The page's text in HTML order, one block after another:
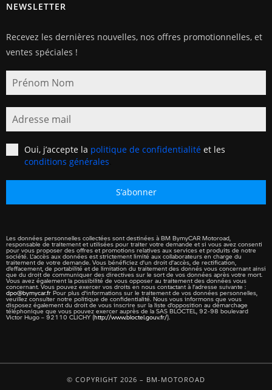
NEWSLETTER
Recevez les dernières nouvelles, nos offres promotionnelles, et
ventes spéciales !
Oui, j’accepte la politique de confidentialité et les
conditions générales
S’abonner
Les données personnelles collectées sont destinées à BM BymyCAR Motoroad,
responsable de traitement et utilisées pour traiter votre demande et si vous avez consenti
pour vous proposer des offres et promotions relatives aux services et produits de notre
société. L’accès aux données est strictement limité aux collaborateurs en charge du
traitement de votre demande. Vous bénéficiez d’un droit d’accès, de rectification,
d’effacement, de portabilité et de limitation du traitement des donnés vous concernant ainsi
que du droit de communiquer des directives sur le sort de vos données après votre mort.
Vous avez également la possibilité de vous opposer au traitement des données vous
concernant. Vous pouvez exercer vos droits en nous contactant à l’adresse suivante :
dpo@bymycar.fr Pour plus d’informations sur le traitement de vos données personnelles,
veuillez consulter notre politique de confidentialité. Nous vous informons que vous
disposez également du droit de vous inscrire sur la liste d’opposition au démarchage
téléphonique que vous pouvez exercer auprès de la SAS BLOCTEL, 92-98 boulevard
Victor Hugo – 92110 CLICHY (http://www.bloctel.gouv.fr/).
© COPYRIGHT 2026 – BM-MOTOROAD